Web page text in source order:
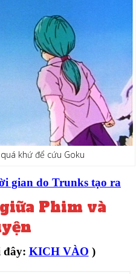
khứ để cứu Goku
gian do Trunks tạo ra
Phim và
đây: KICH VÀO )